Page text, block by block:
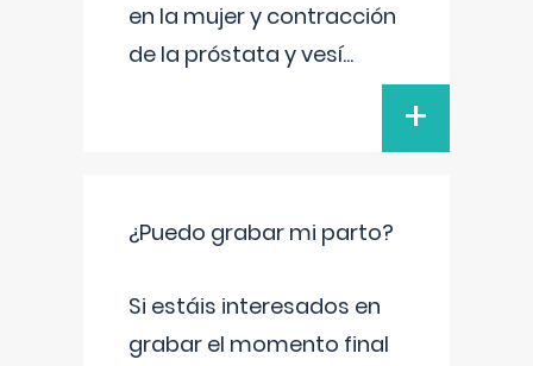
en la mujer y contracción
de la próstata y vesí...
+
¿Puedo grabar mi parto?
Si estáis interesados en
grabar el momento final